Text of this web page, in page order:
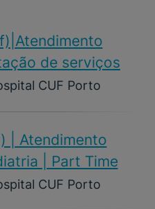
de serviços
CUF Porto
| Atendimento
| Part Time
CUF Porto